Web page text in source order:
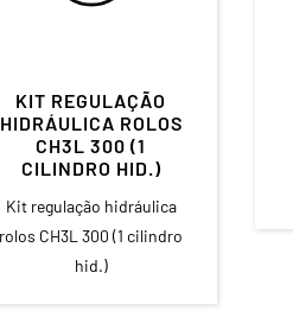
KIT REGULAÇÃO
HIDRÁULICA ROLOS
CH3L 300 (1
CILINDRO HID.)
Kit regulação hidráulica
rolos CH3L 300 (1 cilindro
hid.)